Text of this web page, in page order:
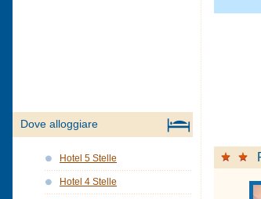
Dove alloggiare
Hotel 5 Stelle
Hotel 4 Stelle